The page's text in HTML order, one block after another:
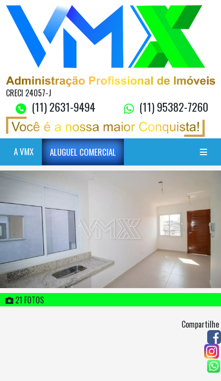
CRECI 24057-J
(11) 2631-9494 (11) 95382-7260
A VMX ALUGUEL COMERCIAL
21 FOTOS
Compartilhe